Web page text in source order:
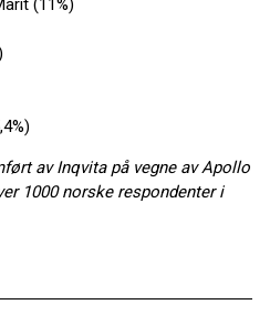
(11%)
av Inqvita på vegne av Apollo
1000 norske respondenter i